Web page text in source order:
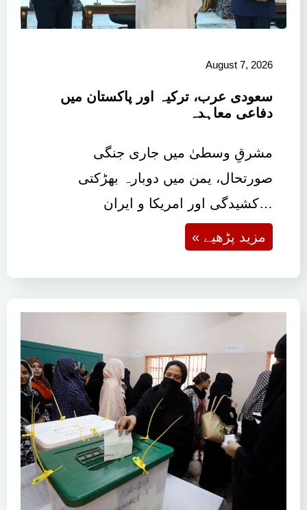
August 7, 2026
سعودی عرب، ترکیہ اور پاکستان میں
دفاعی معاہدہ
مشرقِ وسطیٰ میں جاری جنگی
صورتحال، یمن میں دوبارہ بھڑکتی
کشیدگی اور امریکا و ایران…
« مزید پڑھیے